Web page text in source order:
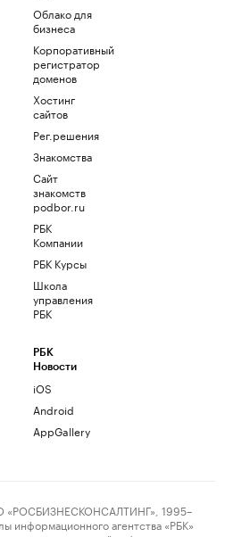
Облако для
бизнеса
Корпоративный
регистратор
доменов
Хостинг
сайтов
Рег.решения
Знакомства
Сайт
знакомств
podbor.ru
РБК
Компании
РБК Курсы
Школа
управления
РБК
РБК
Новости
iOS
Android
AppGallery
1995–
информационного агентства «РБК»